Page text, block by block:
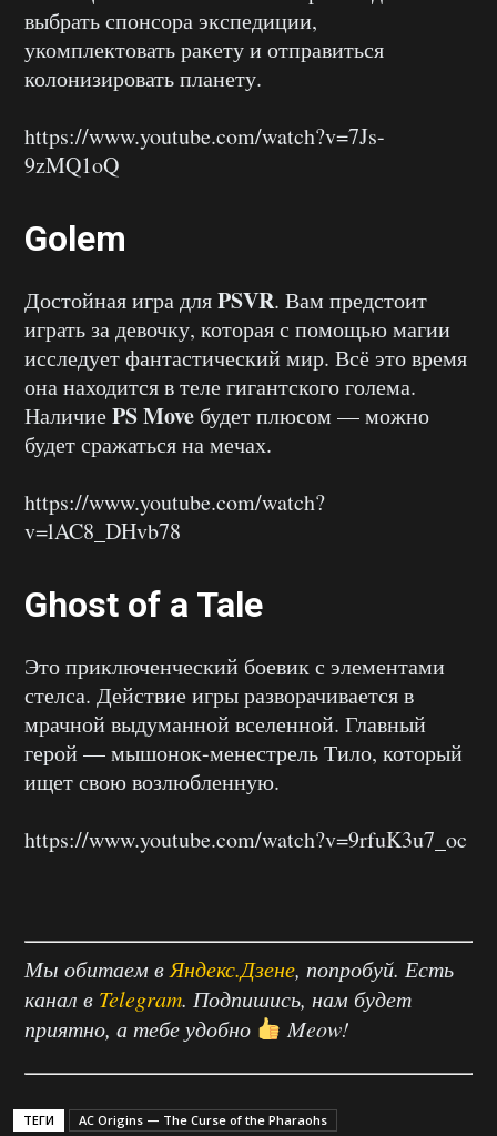
выбрать спонсора экспедиции,
укомплектовать ракету и отправиться
колонизировать планету.
https://www.youtube.com/watch?v=7Js-
9zMQ1oQ
Golem
Достойная игра дляPSVR. Вам предстоит
играть за девочку, которая с помощью магии
исследует фантастический мир. Всё это время
она находится в теле гигантского голема.
НаличиеPSMove будет плюсом — можно
будет сражаться на мечах.
https://www.youtube.com/watch?
v=lAC8_DHvb78
Ghost of a Tale
Это приключенческий боевик с элементами
стелса. Действие игры разворачивается в
мрачной выдуманной вселенной. Главный
герой — мышонок-менестрель Тило, который
ищет свою возлюбленную.
https://www.youtube.com/watch?v=9rfuK3u7_oc
Мы обитаем в Яндекс.Дзене, попробуй. Есть
канал в Telegram. Подпишись, нам будет
приятно, а тебе удобно
Meow!
ТЕГИ
AC Origins — The Curse of the Pharaohs